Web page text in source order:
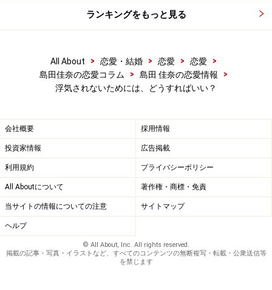
ランキングをもっと見る
All About > 恋愛・結婚 > 恋愛 > 恋愛
>
島田佳奈の恋愛コラム
> 島田 佳奈の恋愛情報
>
浮気されないためには、どうすればいい？
会社概要 採用情報
投資家情報 広告掲載
利用規約 プライバシーポリシー
All Aboutについて 著作権・商標・免責
当サイトの情報についての注意 サイトマップ
ヘルプ
© All About, Inc. All rights reserved.
掲載の記事・写真・イラストなど、すべてのコンテンツの無断複写・転載・公衆送信等
を禁じます